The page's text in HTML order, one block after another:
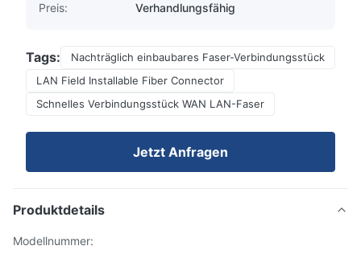
Preis:
Verhandlungsfähig
Tags:
Nachträglich einbaubares Faser-Verbindungsstück
LAN Field Installable Fiber Connector
Schnelles Verbindungsstück WAN LAN-Faser
Jetzt Anfragen
Produktdetails
Modellnummer: